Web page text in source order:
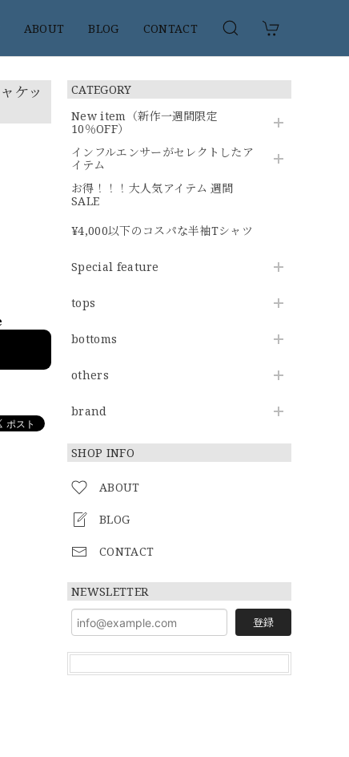
ABOUT BLOG CONTACT
CATEGORY
New item（新作一週間限定
10％OFF）
インフルエンサーがセレクトしたア
イテム
お得！！！大人気アイテム 週間
SALE
¥4,000以下のコスパな半袖Tシャツ
Special feature
tops
bottoms
others
brand
SHOP INFO
ABOUT
BLOG
CONTACT
NEWSLETTER
登録
ケッ